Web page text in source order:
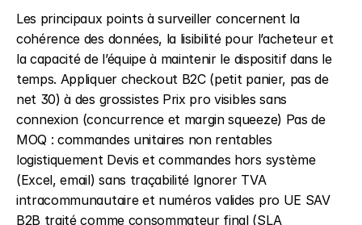
Les principaux points à surveiller concernent la
cohérence des données, la lisibilité pour l’acheteur et
la capacité de l’équipe à maintenir le dispositif dans le
temps. Appliquer checkout B2C (petit panier, pas de
net 30) à des grossistes Prix pro visibles sans
connexion (concurrence et margin squeeze) Pas de
MOQ : commandes unitaires non rentables
logistiquement Devis et commandes hors système
(Excel, email) sans traçabilité Ignorer TVA
intracommunautaire et numéros valides pro UE SAV
B2B traité comme consommateur final (SLA